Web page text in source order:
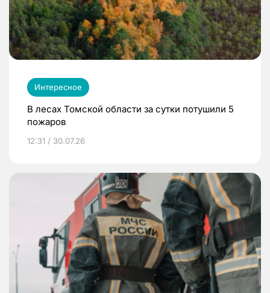
Интересное
В лесах Томской области за сутки потушили 5
пожаров
12:31 / 30.07.26